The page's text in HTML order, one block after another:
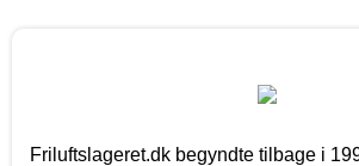
Friluftslageret.dk begyndte tilbage i